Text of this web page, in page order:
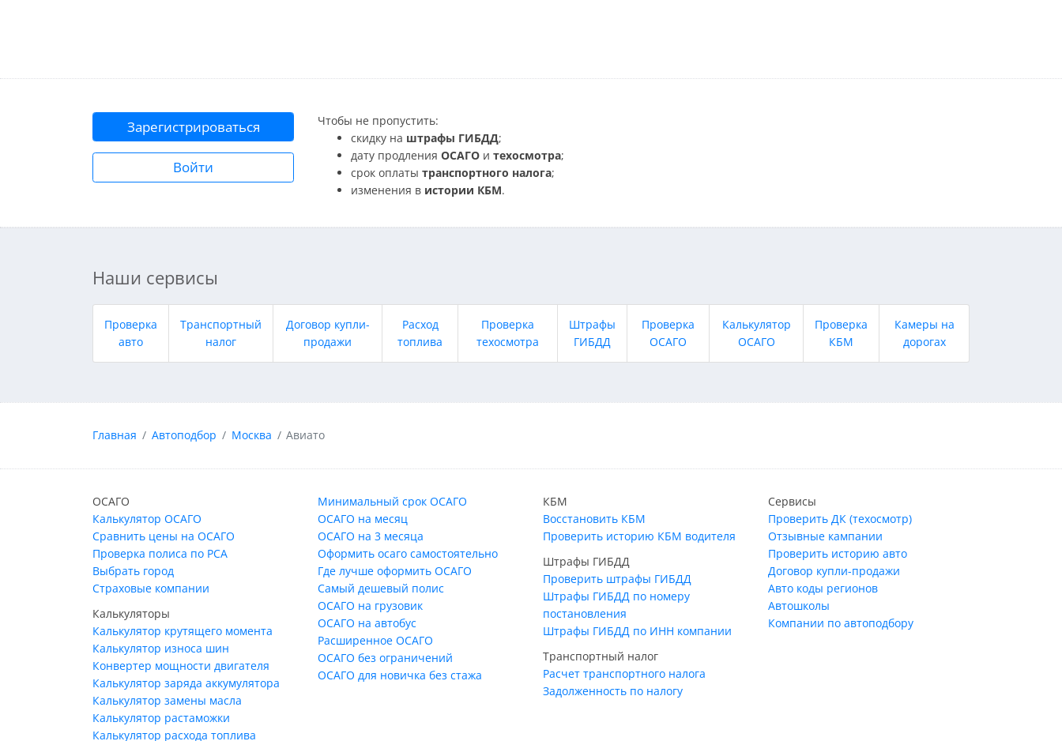
Зарегистрироваться
Войти
Чтобы не пропустить:
скидку на штрафы ГИБДД;
дату продления ОСАГО и техосмотра;
срок оплаты транспортного налога;
изменения в истории КБМ.
Наши сервисы
Проверка
авто
Транспортный
налог
Договор купли-
продажи
Расход
топлива
Проверка
техосмотра
Штрафы
ГИБДД
Проверка
ОСАГО
Калькулятор
ОСАГО
Проверка
КБМ
Камеры на
дорогах
Главная Автоподбор Москва Авиато
ОСАГО
Калькулятор ОСАГО
Сравнить цены на ОСАГО
Проверка полиса по РСА
Выбрать город
Страховые компании
Калькуляторы
Калькулятор крутящего момента
Калькулятор износа шин
Конвертер мощности двигателя
Калькулятор заряда аккумулятора
Калькулятор замены масла
Калькулятор растаможки
Калькулятор расхода топлива
Минимальный срок ОСАГО
ОСАГО на месяц
ОСАГО на 3 месяца
Оформить осаго самостоятельно
Где лучше оформить ОСАГО
Самый дешевый полис
ОСАГО на грузовик
ОСАГО на автобус
Расширенное ОСАГО
ОСАГО без ограничений
ОСАГО для новичка без стажа
КБМ
Восстановить КБМ
Проверить историю КБМ водителя
Штрафы ГИБДД
Проверить штрафы ГИБДД
Штрафы ГИБДД по номеру
постановления
Штрафы ГИБДД по ИНН компании
Транспортный налог
Расчет транспортного налога
Задолженность по налогу
Сервисы
Проверить ДК (техосмотр)
Отзывные кампании
Проверить историю авто
Договор купли-продажи
Авто коды регионов
Автошколы
Компании по автоподбору